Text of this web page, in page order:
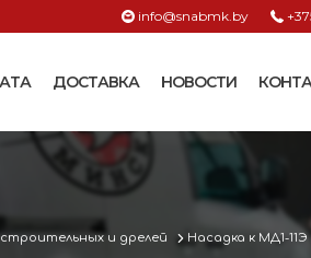
info@snabmk.by
ДОСТАВКА НОВОСТИ
для системи дрелей
Насадка к МД1-